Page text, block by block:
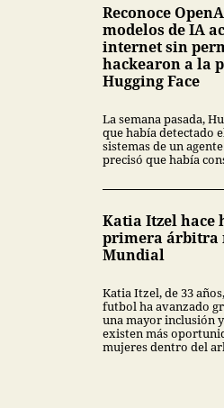
Reconoce
modelos de IA
internet sin
hackearon a la
Hugging Face
La semana pasada,
que había detectado
sistemas de un
precisó que había
Katia Itzel hace
primera árbitra
Mundial
Katia Itzel, de 33
futbol ha avanzado
una mayor inclusión
existen más
mujeres dentro del